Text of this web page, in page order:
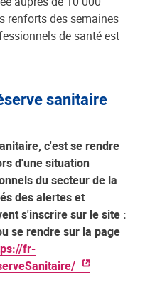
renforts des semaines
de santé est
sanitaire
c'est se rendre
d'une situation
du secteur de la
des alertes et
s'inscrire sur le site :
se rendre sur la page
fr-